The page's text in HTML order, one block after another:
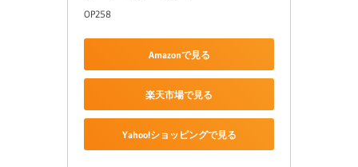
OP258
Amazonで見る
楽天市場で見る
Yahoo!ショッピングで見る